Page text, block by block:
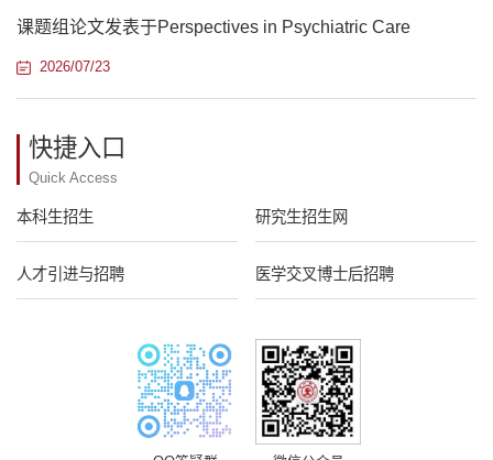
课题组论文发表于Perspectives in Psychiatric Care
2026/07/23
快捷入口
Quick Access
本科生招生 研究生招生网
人才引进与招聘 医学交叉博士后招聘